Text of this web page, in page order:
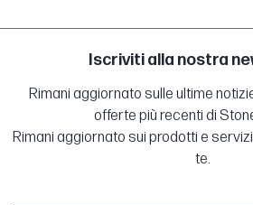
Iscriviti alla nostra
Rimani aggiornato sulle ultime
offerte più recenti di
Rimani aggiornato sui prodotti e
te.